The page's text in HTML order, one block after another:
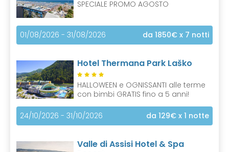
SPECIALE PROMO AGOSTO
01/08/2026 - 31/08/2026 da 1850€ x 7 notti
Hotel Thermana Park Laško
HALLOWEEN e OGNISSANTI alle terme
con bimbi GRATIS fino a 5 anni!
24/10/2026 - 31/10/2026 da 129€ x 1 notte
Valle di Assisi Hotel & Spa